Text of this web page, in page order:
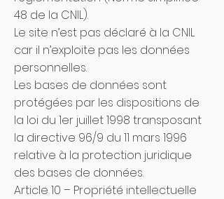
48 de la CNIL).
Le site n’est pas déclaré à la CNIL
car il n’exploite pas les données
personnelles.
Les bases de données sont
protégées par les dispositions de
la loi du 1er juillet 1998 transposant
la directive 96/9 du 11 mars 1996
relative à la protection juridique
des bases de données.
Article 10 – Propriété intellectuelle